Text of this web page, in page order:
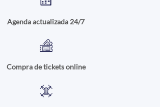
Agenda actualizada 24/7
Compra de tickets online